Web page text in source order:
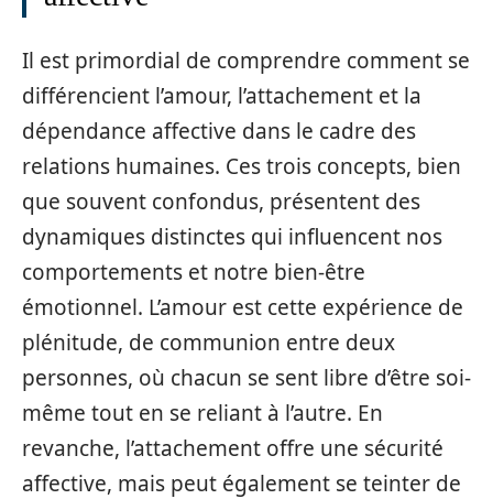
Il est primordial de comprendre comment se
différencient l’amour, l’attachement et la
dépendance affective dans le cadre des
relations humaines. Ces trois concepts, bien
que souvent confondus, présentent des
dynamiques distinctes qui influencent nos
comportements et notre bien-être
émotionnel. L’amour est cette expérience de
plénitude, de communion entre deux
personnes, où chacun se sent libre d’être soi-
même tout en se reliant à l’autre. En
revanche, l’attachement offre une sécurité
affective, mais peut également se teinter de